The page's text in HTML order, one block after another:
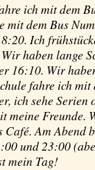
ich mit dem
mit dem Bus
Ich
haben lange
16:10. Wir
fahre ich mit
ich sehe Serien
meine Freunde.
Am Abend
und 23:00
mein Tag!